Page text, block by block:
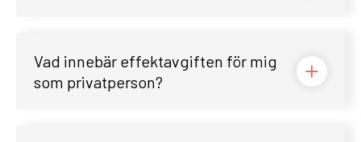
Vad innebär effektavgiften för mig
som privatperson?